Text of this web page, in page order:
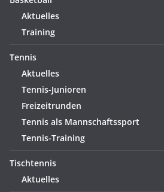
Aktuelles
Training
Tennis
Aktuelles
Tennis-Junioren
Freizeitrunden
Tennis als Mannschaftssport
Tennis-Training
Tischtennis
Aktuelles